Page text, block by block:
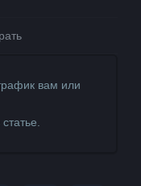
вам или